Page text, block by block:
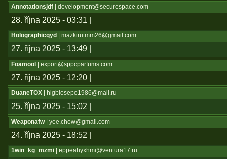
Annotationsjdf | development@securespace.com
28. října 2025 - 03:31 |
Holographicqyd | mazkirutmm26@gmail.com
27. října 2025 - 13:49 |
Foamool | export@sppcparfums.com
27. října 2025 - 12:20 |
DuaneTOX | higbiosepo1986@mail.ru
25. října 2025 - 15:02 |
Weaponafw| yee.chow@gmail.com
24. října 2025 - 18:52 |
1win_kg_mzmi | eppeahyxhmi@ventura17.ru